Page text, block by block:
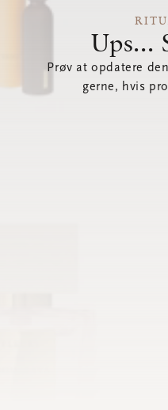
Ups...
Prøv at opdatere
gerne, hvis